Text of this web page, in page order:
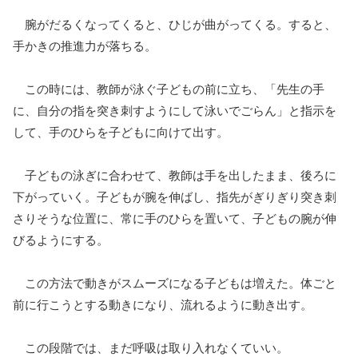
腕がだるくなってくると、ひじが曲がってくる。すると、
手かきの推進力が落ちる。
この時には、教師が泳ぐ子どもの前に立ち、「先生の手
に、自分の指を突き刺すようにして泳いでごらん」と指示を
して、手のひらを子どもに向けて出す。
子どもの泳ぎに合わせて、教師は手を出したまま、後ろに
下がっていく。子どもが腕を伸ばし、指先がぎりぎり突き刺
さりそうな位置に、常に手のひらを置いて、子どもの腕が伸
びるようにする。
この方法で動きがスムーズになる子どもは増えた。体ごと
前に行こうとする動きになり、流れるように動き出す。
この段階では、まだ呼吸は取り入れなくていい。